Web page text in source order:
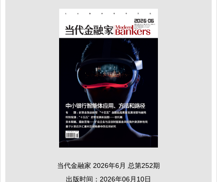
当代金融家 2026年6月 总第252期
出版时间：2026年06月10日